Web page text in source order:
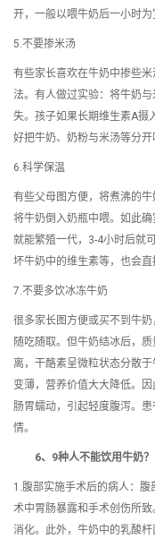
开，一般以喂牛奶后一小时为
5.不要掺米汤
有些家长喜欢在牛奶中掺些
法。有人做过实验：将牛奶
失。孩子如果长期维生素A摄
好把牛奶、奶粉与米汤等分开
6.科学保温
有些父母图方便，将煮沸的
将牛奶倒入奶瓶中喂。如此
就能繁殖一代，3-4小时后就
坏牛奶中的维生素等，也会直
7.不要多饮冰冻牛奶
很多家长图方便或买不到牛
随吃随取。但牛奶结冰后，
离，干酪素呈微粒状态分散
变薄，营养价值大大降低。
肠胃蠕动，引起轻度腹泻。
情。
6、9种人不能饮用牛奶？
1.腹部实施手术后的病人：
术中胃肠暴露和手术创伤所
消化。此外，牛奶中的乳酸